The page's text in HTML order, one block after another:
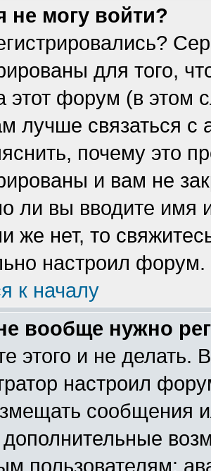
не могу войти?
для того,
этот форум (в этом
лучше связаться
почему это
и вам не
ли вы вводите
же нет, то
настроил форум.
к началу
вообще нужно
этого и не делать.
настроил
сообщения
пользователям: